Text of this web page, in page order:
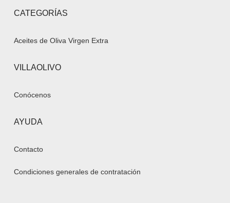
CATEGORÍAS
Aceites de Oliva Virgen Extra
VILLAOLIVO
Conócenos
AYUDA
Contacto
Condiciones generales de contratación